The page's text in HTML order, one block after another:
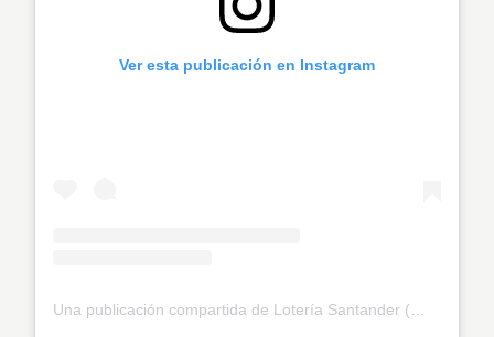
Ver esta publicación en Instagram
Una publicación compartida de Lotería Santander (@loteriasantander)